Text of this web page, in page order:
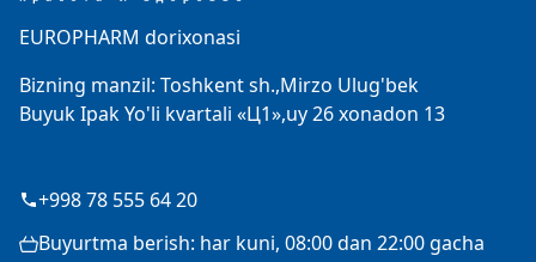
EUROPHARM dorixonasi
Bizning manzil: Toshkent sh.,Mirzo Ulug'bek
Buyuk Ipak Yo'li kvartali «Ц1»,uy 26 xonadon 13
+998 78 555 64 20
Buyurtma berish: har kuni, 08:00 dan 22:00 gacha